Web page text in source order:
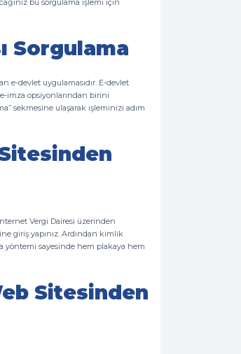
bu sorgulama işlemi için
Sorgulama
e-devlet uygulamasıdır. E-devlet
imza opsiyonlarından birini
sekmesine ulaşarak işleminizi adım
Vergi Dairesi üzerinden
giriş yapınız. Ardından kimlik
yöntemi sayesinde hem plakaya hem
Sitesinden